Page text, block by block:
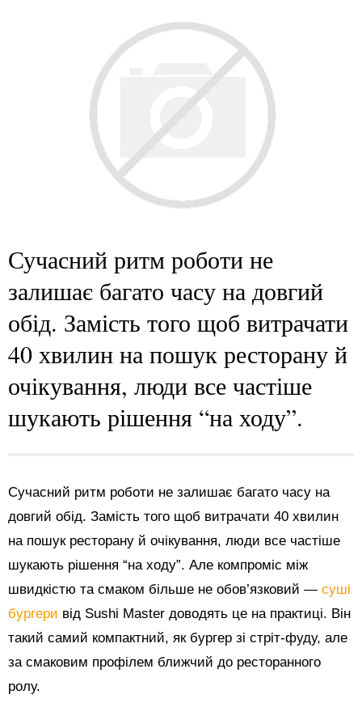
Сучасний ритм роботи не
залишає багато часу на довгий
обід. Замість того щоб витрачати
40 хвилин на пошук ресторану й
очікування, люди все частіше
шукають рішення “на ходу”.
Сучасний ритм роботи не залишає багато часу на
довгий обід. Замість того щоб витрачати 40 хвилин
на пошук ресторану й очікування, люди все частіше
шукають рішення “на ходу”. Але компроміс між
швидкістю та смаком більше не обов’язковий — суші
бургери від Sushi Master доводять це на практиці. Він
такий самий компактний, як бургер зі стріт-фуду, але
за смаковим профілем ближчий до ресторанного
ролу.